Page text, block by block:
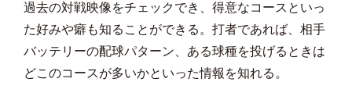
過去の対戦映像をチェックでき、得意なコースといっ
た好みや癖も知ることができる。打者であれば、相手
バッテリーの配球パターン、ある球種を投げるときは
どこのコースが多いかといった情報を知れる。